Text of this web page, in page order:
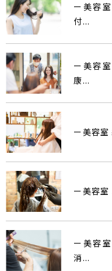
ー美容
付...
ー美容
康...
ー美容室
ー美容室
ー美容
消...